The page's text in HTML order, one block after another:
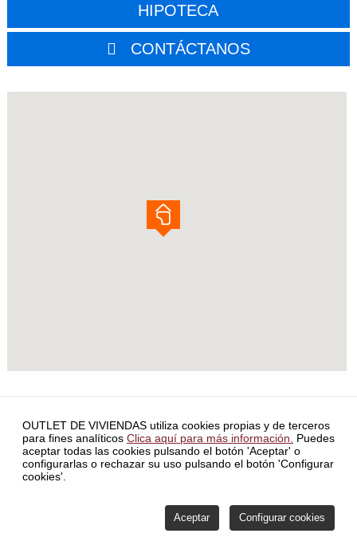
HIPOTECA
CONTÁCTANOS
ATENCIÓN DE RECLAMACIONES
POLÍTICA DE PRIVACIDAD
SIMULADOR HIPOTECA
FORMA PARTE DE NUESTRA RED
COMISIONES
POLÍTICA DE VENTAS Y MÉTODOS DE PAGO
COMISIONES
ÚLTIMAS NOTICIAS
POLÍTICA DE COOKIES
OUTLET DE VIVIENDAS utiliza cookies propias y de terceros
para fines analíticos Clica aquí para más información.
Puedes
aceptar todas las cookies pulsando el botón 'Aceptar' o
configurarlas o rechazar su uso pulsando el botón 'Configurar
cookies'.
Aceptar Configurar cookies